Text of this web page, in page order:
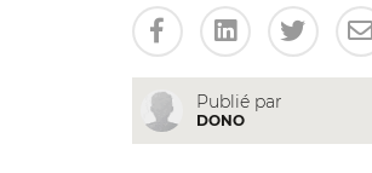
Publié par
DONO